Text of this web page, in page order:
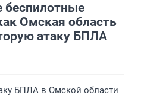
беспилотные
Омская область
атаку БПЛА
БПЛА в Омской области